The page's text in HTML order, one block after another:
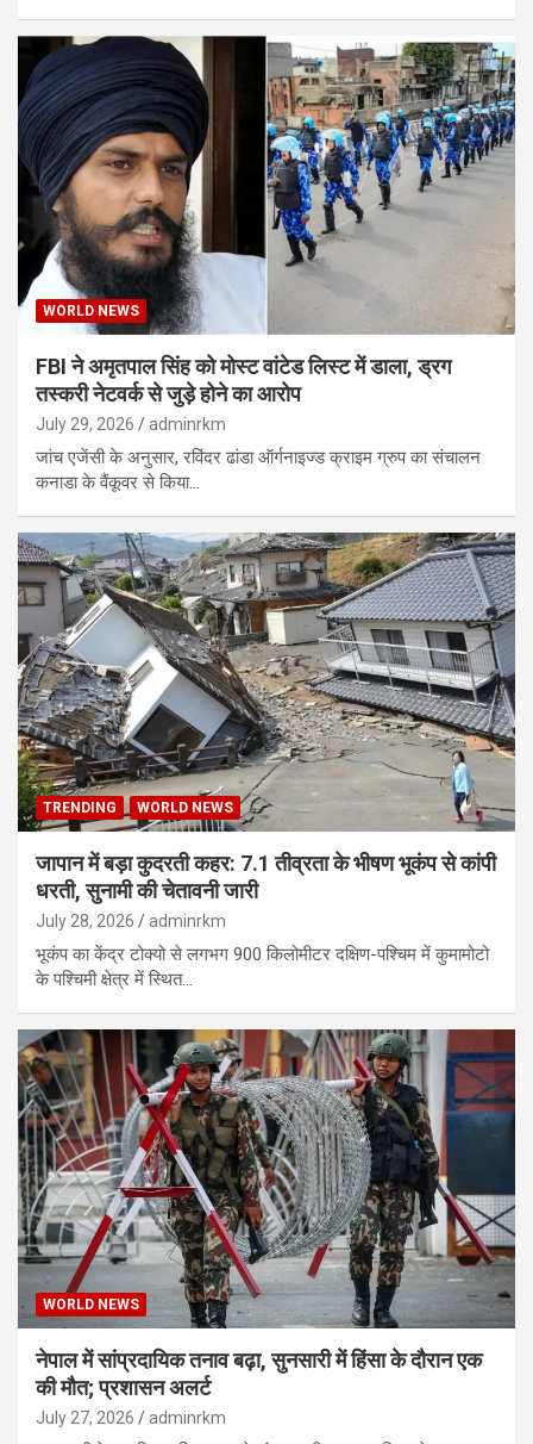
WORLD NEWS
FBI ने अमृतपाल सिंह को मोस्ट वांटेड लिस्ट में डाला, ड्रग
तस्करी नेटवर्क से जुड़े होने का आरोप
July 29, 2026 adminrkm
जांच एजेंसी के अनुसार, रविंदर ढांडा ऑर्गनाइज्ड क्राइम ग्रुप का संचालन
कनाडा के वैंकूवर से किया…
TRENDING WORLD NEWS
जापान में बड़ा कुदरती कहर: 7.1 तीव्रता के भीषण भूकंप से कांपी
धरती, सुनामी की चेतावनी जारी
July 28, 2026 adminrkm
भूकंप का केंद्र टोक्यो से लगभग 900 किलोमीटर दक्षिण-पश्चिम में कुमामोटो
के पश्चिमी क्षेत्र में स्थित…
WORLD NEWS
नेपाल में सांप्रदायिक तनाव बढ़ा, सुनसारी में हिंसा के दौरान एक
की मौत; प्रशासन अलर्ट
July 27, 2026 adminrkm